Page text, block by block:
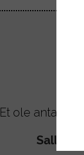
Et ole antanut
Salli